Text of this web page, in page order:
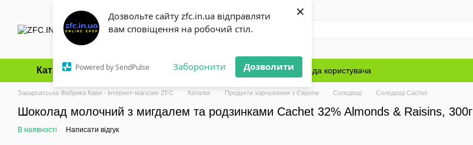
Дозвольте сайту zfc.in.ua відправляти
вам сповіщення на робочий стіл.
Powered by SendPulse Заборонити Дозволити
×
Перейти до основного контенту
Каталог Оплата і доставка Обмін та повернення Блог Угода користувача
Закарпатська Фабрика Кави - інтернет-магазин ZFC Каталог Продукти харчування з Європи Солодощі Солодощі Cachet
Шоколад молочний з мигдалем та родзинками Cachet 32% Almonds & Raisins, 300г
В наявності Написати відгук